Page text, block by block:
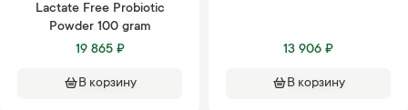
Lactate Free Probiotic
Powder 100 gram
19 865 ₽
В корзину
13 906 ₽
В корзину